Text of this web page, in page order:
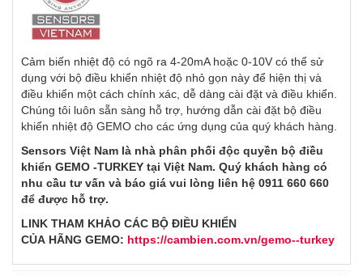
Cảm biến nhiệt độ có ngõ ra 4-20mA hoặc 0-10V có thể sử
dụng với bộ điều khiển nhiệt độ nhỏ gọn này để hiện thị và
điều khiển một cách chính xác, dễ dàng cài đặt và điều khiển.
Chúng tôi luôn sẵn sàng hỗ trợ, hướng dẫn cài đặt bộ điều
khiển nhiệt độ GEMO cho các ứng dụng của quý khách hàng.
Sensors Việt Nam là nhà phân phối độc quyền bộ điều
khiển GEMO -TURKEY tại Việt Nam. Quý khách hàng có
nhu cầu tư vấn và báo giá vui lòng liên hệ 0911 660 660
để được hỗ trợ.
LINK THAM KHẢO CÁC BỘ ĐIỀU KHIỂN
CỦA HÃNG GEMO: https://cambien.com.vn/gemo--turkey